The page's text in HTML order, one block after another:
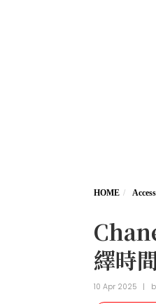
HOME
繹時
10 Apr 2025 |